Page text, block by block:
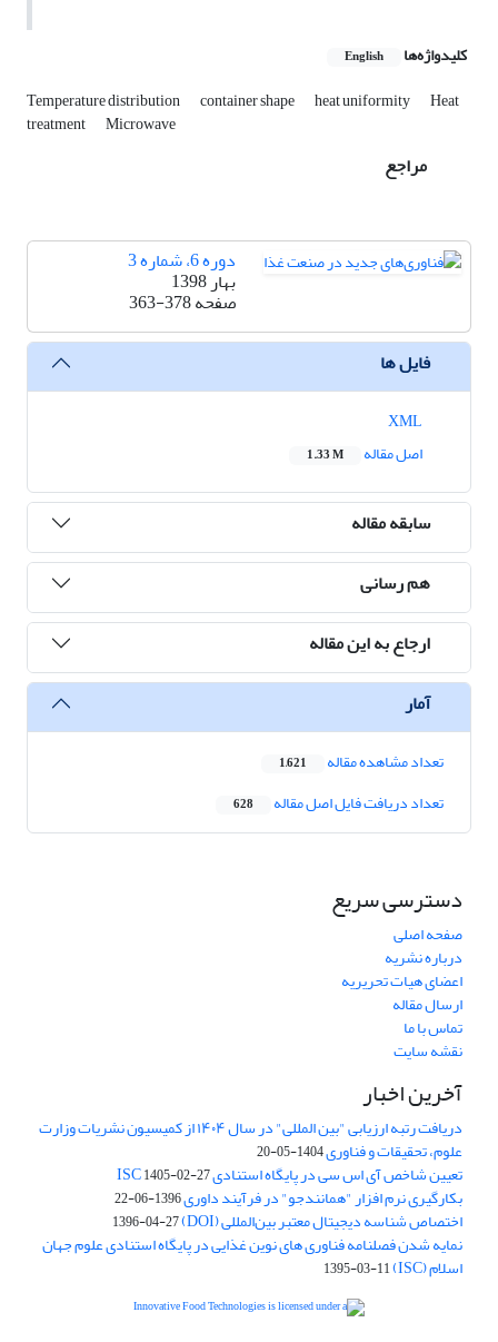
کلیدواژه‌ها English
Temperature distribution container shape heat uniformity Heat
treatment Microwave
مراجع
دوره 6، شماره 3
بهار 1398
صفحه363-378
فایل ها
اصل مقاله
1.33 M
سابقه مقاله
هم رسانی
ارجاع به این مقاله
آمار
تعداد مشاهده مقاله 1,621
تعداد دریافت فایل اصل مقاله 628
دسترسی سریع
صفحه اصلی
درباره نشریه
اعضای هیات تحریریه
ارسال مقاله
تماس با ما
نقشه سایت
آخرین اخبار
دریافت رتبه ارزیابی "بین المللی" در سال ۱۴۰۴ از کمیسیون نشریات وزارت
علوم، تحقیقات و فناوری1404-05-20
تعیین شاخص آی اس سی در پایگاه استنادی ISC1405-02-27
بکارگیری نرم افزار "همانندجو" در فرآیند داوری1396-06-22
اختصاص شناسه دیجیتال معتبر بین‌المللی (DOI) 1396-04-27
نمایه شدن فصلنامه فناوری های نوین غذایی در پایگاه استنادی علوم جهان
اسلام (ISC) 1395-03-11